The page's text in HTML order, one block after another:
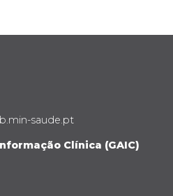
saude.pt
Clínica (GAIC)